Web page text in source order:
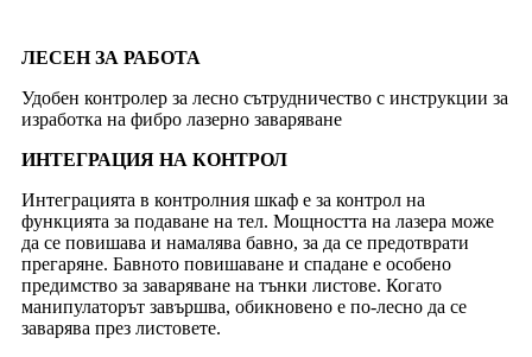
ЛЕСЕН ЗА РАБОТА
Удобен контролер за лесно сътрудничество с инструкции за
изработка на фибро лазерно заваряване
ИНТЕГРАЦИЯ НА КОНТРОЛ
Интеграцията в контролния шкаф е за контрол на
функцията за подаване на тел. Мощността на лазера може
да се повишава и намалява бавно, за да се предотврати
прегаряне. Бавното повишаване и спадане е особено
предимство за заваряване на тънки листове. Когато
манипулаторът завършва, обикновено е по-лесно да се
заварява през листовете.